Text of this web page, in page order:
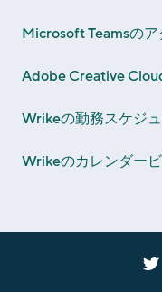
Microsoft Teamsの
Adobe Creative
Wrikeの勤務スケジ
Wrikeのカレンダー